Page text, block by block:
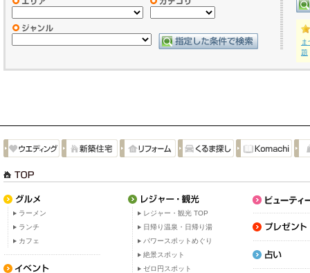
ま
題
ラーメン
ランチ
カフェ
レジャー・観光 TOP
日帰り温泉・日帰り湯
パワースポットめぐり
絶景スポット
ゼロ円スポット